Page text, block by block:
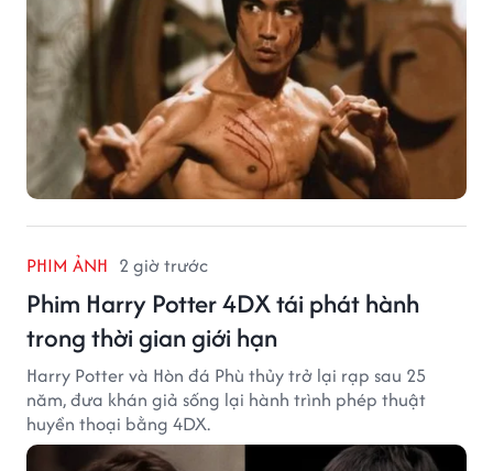
PHIM ẢNH 2 giờ trước
Phim Harry Potter 4DX tái phát hành
trong thời gian giới hạn
Harry Potter và Hòn đá Phù thủy trở lại rạp sau 25
năm, đưa khán giả sống lại hành trình phép thuật
huyền thoại bằng 4DX.